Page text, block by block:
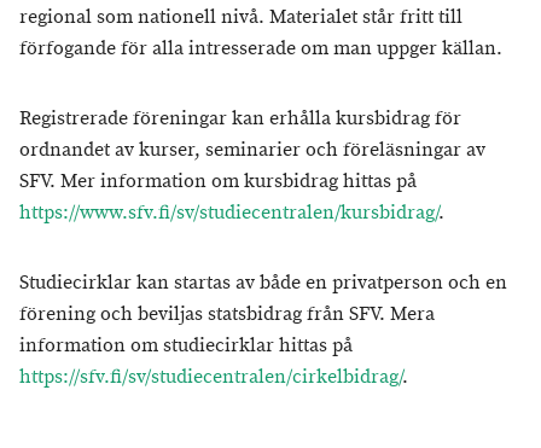
regional som nationell nivå. Materialet står fritt till
förfogande för alla intresserade om man uppger källan.
Registrerade föreningar kan erhålla kursbidrag för
ordnandet av kurser, seminarier och föreläsningar av
SFV. Mer information om kursbidrag hittas på
https://www.sfv.fi/sv/studiecentralen/kursbidrag/.
Studiecirklar kan startas av både en privatperson och en
förening och beviljas statsbidrag från SFV. Mera
information om studiecirklar hittas på
https://sfv.fi/sv/studiecentralen/cirkelbidrag/.